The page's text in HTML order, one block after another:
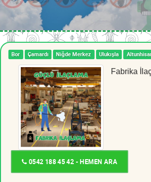
Bor Çamardı Niğde Merkez Ulukışla
Fabrika
0542 188 45 42 - HEMEN ARA